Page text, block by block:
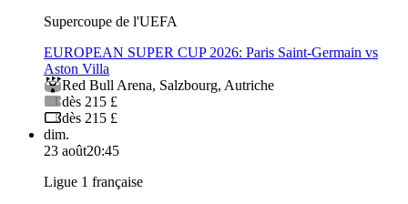
Supercoupe de l'UEFA
EUROPEAN SUPER CUP 2026: Paris Saint-Germain vs
Aston Villa
Red Bull Arena, Salzbourg, Autriche
dès 215 £
dès 215 £
dim.
23 août20:45
Ligue 1 française